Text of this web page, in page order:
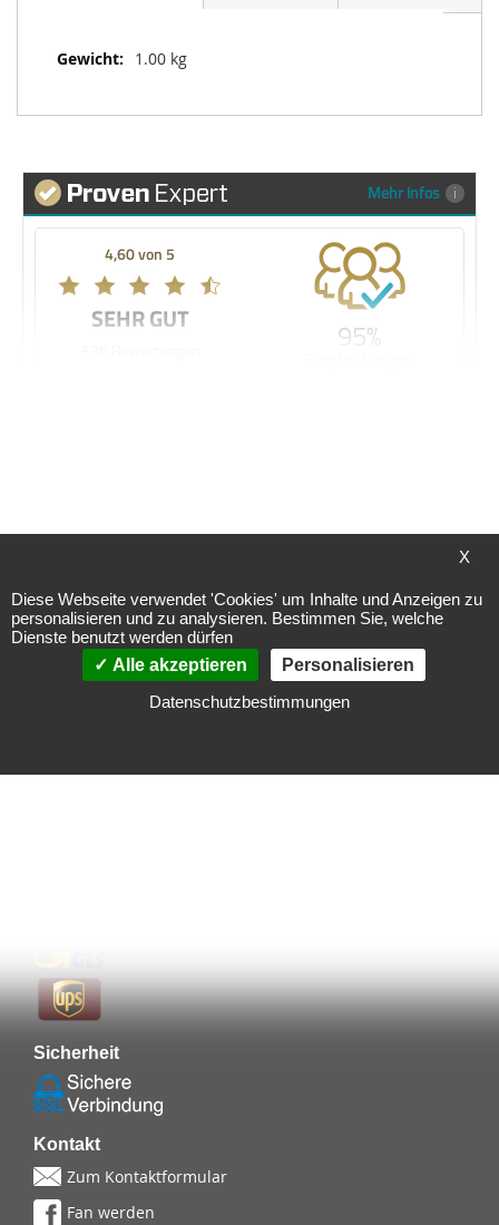
Weitere
1.00 kg
Mehr Infos
4,60 von 5
SEHR GUT 95%
Zahlungsarten
Sicherheit
Kontakt
Zum Kontaktformular
Fan werden
X
Diese Webseite verwendet 'Cookies' um Inhalte und Anzeigen zu
personalisieren und zu analysieren. Bestimmen Sie, welche
Dienste benutzt werden dürfen
Alle akzeptieren
Personalisieren
Datenschutzbestimmungen